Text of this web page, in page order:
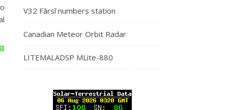
?
V32 Fārsī numbers station
Canadian Meteor Orbit Radar
LITEMALADSP MLite-880